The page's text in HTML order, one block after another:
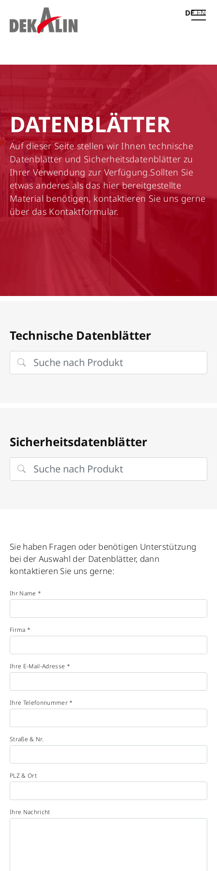
DE EN
DATENBLÄTTER
Auf dieser Seite stellen wir Ihnen technische
Datenblätter und Sicherheitsdatenblätter zu
Ihrer Verwendung zur Verfügung.Sollten Sie
etwas anderes als das hier bereitgestellte
Material benötigen, kontaktieren Sie uns gerne
über das Kontaktformular.
Technische Datenblätter
Sicherheitsdatenblätter
Sie haben Fragen oder benötigen Unterstützung
bei der Auswahl der Datenblätter, dann
kontaktieren Sie uns gerne:
Ihr Name *
Firma *
Ihre E-Mail-Adresse *
Ihre Telefonnummer *
Straße & Nr.
PLZ & Ort
Ihre Nachricht